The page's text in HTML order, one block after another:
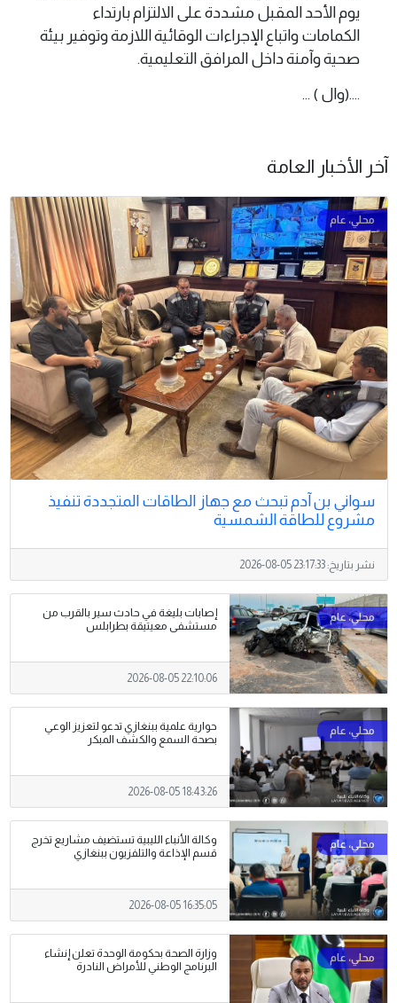
يوم الأحد المقبل مشددة على الالتزام بارتداء
الكمامات واتباع الإجراءات الوقائية اللازمة وتوفير بيئة
صحية وآمنة داخل المرافق التعليمية.
....(وال ) ...
آخر الأخبار العامة
سواني بن آدم تبحث مع جهاز الطاقات المتجددة تنفيذ
مشروع للطاقة الشمسية
نشر بتاريخ:2026-08-05 23:17:33
إصابات بليغة في حادث سير بالقرب من
مستشفى معيتيقة بطرابلس
2026-08-05 22:10:06
حوارية علمية ببنغازي تدعو لتعزيز الوعي
بصحة السمع والكشف المبكر
2026-08-05 18:43:26
وكالة الأنباء الليبية تستضيف مشاريع تخرج
قسم الإذاعة والتلفزيون ببنغازي
2026-08-05 16:35:05
وزارة الصحة بحكومة الوحدة تعلن إنشاء
البرنامج الوطني للأمراض النادرة